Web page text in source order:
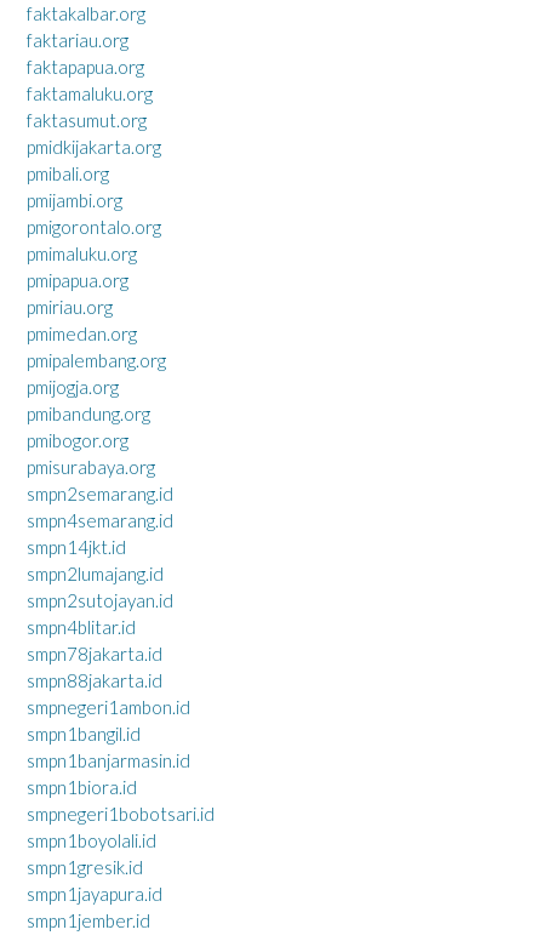
faktakalbar.org
faktariau.org
faktapapua.org
faktamaluku.org
faktasumut.org
pmidkijakarta.org
pmibali.org
pmijambi.org
pmigorontalo.org
pmimaluku.org
pmipapua.org
pmiriau.org
pmimedan.org
pmipalembang.org
pmijogja.org
pmibandung.org
pmibogor.org
pmisurabaya.org
smpn2semarang.id
smpn4semarang.id
smpn14jkt.id
smpn2lumajang.id
smpn2sutojayan.id
smpn4blitar.id
smpn78jakarta.id
smpn88jakarta.id
smpnegeri1ambon.id
smpn1bangil.id
smpn1banjarmasin.id
smpn1biora.id
smpnegeri1bobotsari.id
smpn1boyolali.id
smpn1gresik.id
smpn1jayapura.id
smpn1jember.id